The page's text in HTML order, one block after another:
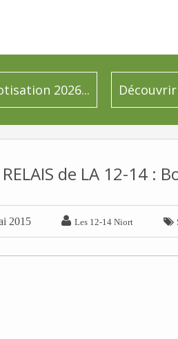
2026...
RELAIS de LA 12-14 :
2015  Les 12-14 Niort 